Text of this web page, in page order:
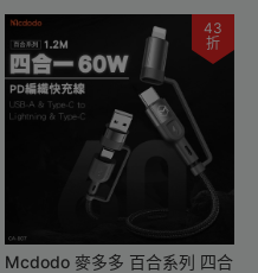
43
折
Mcdodo 麥多多 百合系列 四合